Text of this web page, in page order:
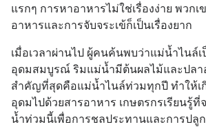
แรกๆ การหาอาหารไม่ใช่เรื่องง่าย พวก
อาหารและการจับจระเข้ก็เป็นเรื่องยาก
เมื่อเวลาผ่านไป ผู้คนค้นพบว่าแม่น้ำไนล์
อุดมสมบูรณ์ ริมแม่น้ำมีต้นผลไม้และปล
สำคัญที่สุดคือแม่น้ำไนล์ท่วมทุกปี ทำให้เ
อุดมไปด้วยสารอาหาร เกษตรกรเรียนรู้ที่
น้ำท่วมนี้เพื่อการชลประทานและการปลู